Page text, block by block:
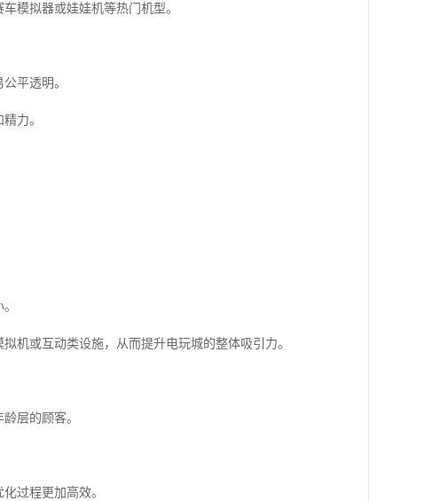
模拟器或娃娃机等热门机型。
平透明。
力。
机或互动类设施，从而提升电玩城的整体吸引力。
层的顾客。
过程更加高效。